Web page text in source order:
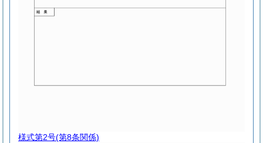
様式第2号(第8条関係)